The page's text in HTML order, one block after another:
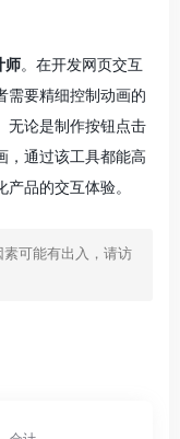
师。在开发网页交互
需要精细控制动画的
无论是制作按钮点击
，通过该工具都能高
品的交互体验。
可能有出入，请访